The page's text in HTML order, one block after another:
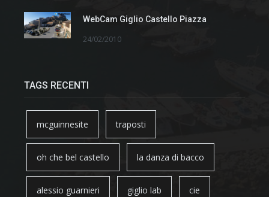
WebCam Giglio Castello Piazza
24/02/2010
TAGS RECENTI
mcguinnesite traposti
oh che bel castello la danza di bacco
alessio guarnieri giglio lab cie